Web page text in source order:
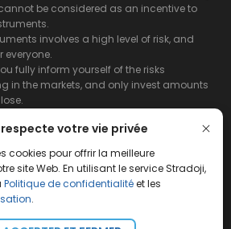
votre vie privée
cookies pour offrir la meilleure
site Web. En utilisant le service Stradoji,
Politique de confidentialitéet les
.
be considered as an incentive to
involves a high level of risk, and
everyone.
fully inform yourself of the risks
in the markets, and only invest amounts
guarantee the results or the
based on the information contained on
site and its publishing company
in the use that may be made of this
that may result therefrom.
authorized for US citizens or US residents.
available here.